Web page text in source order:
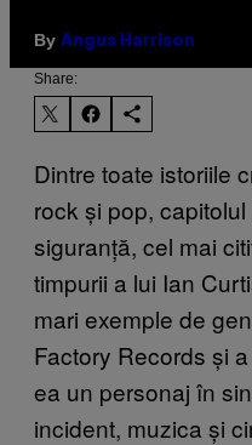
By Angus Harrison
Share:
Dintre toate istoriile
rock și pop,
siguranță, cel mai
timpurii a lui Ian
mari exemple de
Factory Records și
ea un personaj în
incident, muzica și